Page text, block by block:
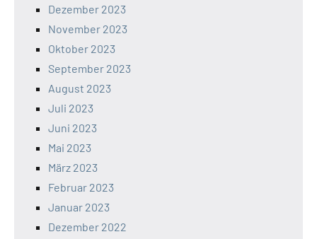
Dezember 2023
November 2023
Oktober 2023
September 2023
August 2023
Juli 2023
Juni 2023
Mai 2023
März 2023
Februar 2023
Januar 2023
Dezember 2022